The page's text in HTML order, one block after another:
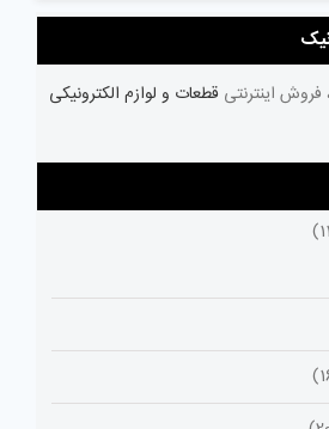
، فروش اینترنتی قطعات و لوازم الکترونیکی